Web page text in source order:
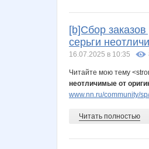
[b]Сбор
серьги
16.07.2025 в 10:35
Читайте мою тему
неотличимые от
www.nn.ru/community/
Читать полностью